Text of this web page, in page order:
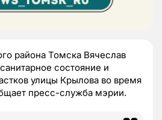
района Томска Вячеслав
состояние и
улицы Крылова во время
пресс-служба мэрии.